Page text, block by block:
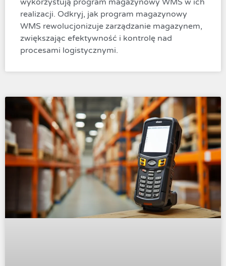
wykorzystują program magazynowy WMS w ich
realizacji. Odkryj, jak program magazynowy
WMS rewolucjonizuje zarządzanie magazynem,
zwiększając efektywność i kontrolę nad
procesami logistycznymi.